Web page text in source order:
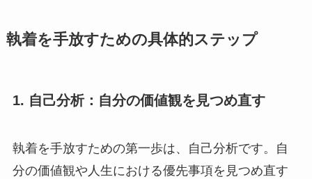
執着を手放すための具体的ステップ
1. 自己分析：自分の価値観を見つめ直す
執着を手放すための第一歩は、自己分析です。自
分の価値観や人生における優先事項を見つめ直す